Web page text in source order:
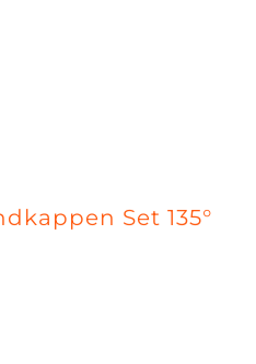
Set 135°